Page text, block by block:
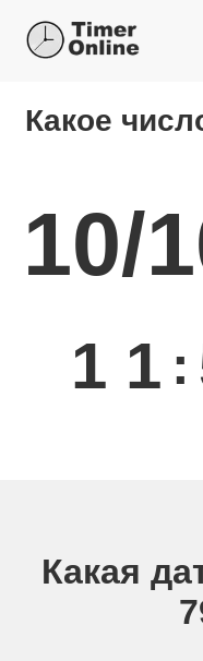
Какой день будет через
Какое
10/
1 1 :
Какая